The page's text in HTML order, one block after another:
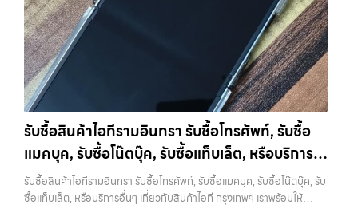
ต้องการขายอุปกรณ์ไอที ไม่ว่าจะเป็น: รับซื้อไอโฟน ทุกรุ่น…
Samsung ทุกรุ่น, iPad และแท็บเล็ตทุกแบรนด์ เรารับถึงแม้จะอยู่ในสภาพ
ใช้งานแล้ว ตกแต่งแล้ว หรือมีรอยบ้าง เพราะมูลค่าของเครื่องไม่ได้ขึ้นอยู่แค่
ยี่ห้อ แต่ขึ้นอยู่กับสภาพจริง ความครบชุด และความสะดวกในการขายของ
คุณ เราจึงตั้งใจให้บริการในเขต ลาดพร้าว, รัชดา, บางรัก, แจ้งวัฒนะ,
บางแค, วัชรพล, รามอินทรา, บางนา, บางพลี, เกษตรนวมินทร์, เสนานิคม,
วังหิน อย่างเต็มที่ ไม่ว่าคุณจะค้นหาคำว่า “รับซื้อมือถือใกล้ฉัน”, “รับซื้อ
โทรศัพท์มือสองกรุงเทพ”, “ขาย iPad ได้ราคา”, “รับซื้อแท็บเล็ต กรุงเทพ
ถึงที่”, หรือ “รับซื้อ Samsung มือสอง ราคาสูง” — ที่นี่คือคำตอบ เพราะ
บริการของเรามุ่งตรงให้คุณได้รับราคาและความสะดวกสบายที่เหนือกว่า
เลือกเราแล้วคุณจะได้บริการที่คุณไว้วางใจ พร้อมทีมงานที่พร้อมอำนวย
ความสะดวก นัดรับถึงที่ ตรวจสภาพอย่างมืออาชีพ และจ่ายเงินทันที
ทั้งหมดนี้เพื่อให้การขายอุปกรณ์ของคุณเป็นเรื่องง่ายขึ้น ดีกว่า รวดเร็วกว่า
บริการถึงพื้นที่ เขตลาดพร้าว, รัชดา, บางรัก, แจ้งวัฒนะ, บางแค, วัชรพล,
รามอินทรา — นัดรับสะดวกทุกเขต ประสบการณ์เหนือระดับกับการ รับซื้อ
ไอโฟน, รับซื้อไอแพด, รับซื้อมือถือ ยินดีต้อนรับสู่ “รับซื้อขายมือถือ.com”
เว็บไซต์ที่คุณไว้วางใจได้ สำหรับบริการ รับซื้อ มือถือ iPhone, Samsung,
iPad, แท็บเล็ต ทุกยี่ห้อ ให้ราคาสูง พร้อมจ่ายเงินทันที ครอบคลุมพื้นที่
ลาดพร้าว, รัชดา, บางรัก, แจ้งวัฒนะ, บางแค, วัชรพล, รามอินทรา และเขต
กรุงเทพฯ ใกล้ “ใกล้ ฉัน” ที่สุด ในยุคที่สมาร์ทโฟน แท็บเล็ต และอุปกรณ์ไอที
ใหม่ๆ เปลี่ยนรุ่นกันแทบทุกช่วงเวลา อุปกรณ์ที่คุณใช้แล้วอาจกลายเป็นของ
ที่ไม่ได้ใช้งานอยู่เฉยๆ เว็บไซต์ของเราจึงเกิดขึ้นเพื่อเป็นทางเลือกให้คุณ
สามารถเปลี่ยนอุปกรณ์ที่ไม่ใช้แล้วให้กลายเป็นเงินสดได้ทันที ด้วยบริการ รับ
ซื้อไอโฟน, รับซื้อไอแพด, รับซื้อมือถือ, รับซื้อโทรศัพท์, รับซื้อโน๊ตบุ๊ค, รับซื้อ
แท็บเล็ต, รับซื้อสินค้าไอทีกรุงเทพมหานคร อย่างครบวงจร ไม่ว่าคุณจะอยู่
รับซื้อสินค้าไอทีรามอินทรา รับซื้อโทรศัพท์, รับซื้อ
แมคบุค, รับซื้อโน๊ตบุ๊ค, รับซื้อแท็บเล็ต, หรือบริการ
อื่นๆ เกี่ยวกับสินค้าไอที กรุงเทพฯ เราพร้อมให้
บริการครบวงจร
รับซื้อสินค้าไอทีรามอินทรา รับซื้อโทรศัพท์, รับซื้อแมคบุค, รับซื้อโน๊ตบุ๊ค, รับ
ซื้อแท็บเล็ต, หรือบริการอื่นๆ เกี่ยวกับสินค้าไอที กรุงเทพฯ เราพร้อมให้